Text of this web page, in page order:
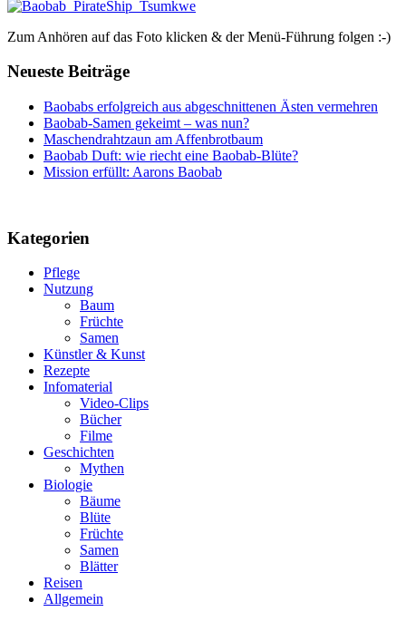
Zum Anhören auf das Foto klicken & der Menü-Führung folgen :-)
Neueste Beiträge
Baobabs erfolgreich aus abgeschnittenen Ästen vermehren
Baobab-Samen gekeimt – was nun?
Maschendrahtzaun am Affenbrotbaum
Baobab Duft: wie riecht eine Baobab-Blüte?
Mission erfüllt: Aarons Baobab
Kategorien
Pflege
Nutzung
Baum
Früchte
Samen
Künstler & Kunst
Rezepte
Infomaterial
Video-Clips
Bücher
Filme
Geschichten
Mythen
Biologie
Bäume
Blüte
Früchte
Samen
Blätter
Reisen
Allgemein